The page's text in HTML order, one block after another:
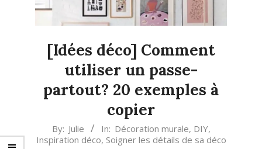
[Idées déco] Comment
utiliser un passe-
partout? 20 exemples à
copier
2023-
01-
By: Julie In: Décoration murale, DIY,
Inspiration déco, Soigner les détails de sa déco